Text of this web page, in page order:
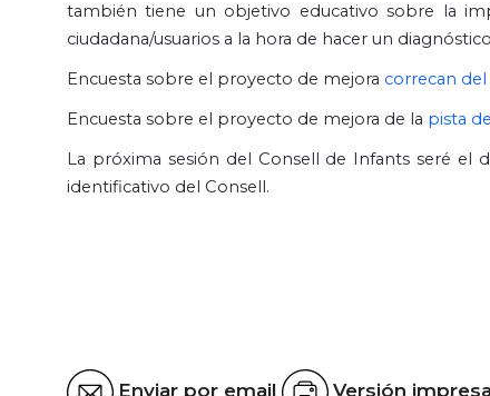
también tiene un objetivo educativo sobre la
ciudadana/usuarios a la hora de hacer un
Encuesta sobre el proyecto de mejora correcan
Encuesta sobre el proyecto de mejora de la pista
La próxima sesión del Consell de Infants seré el
identificativo del Consell.
Enviar por email Versión